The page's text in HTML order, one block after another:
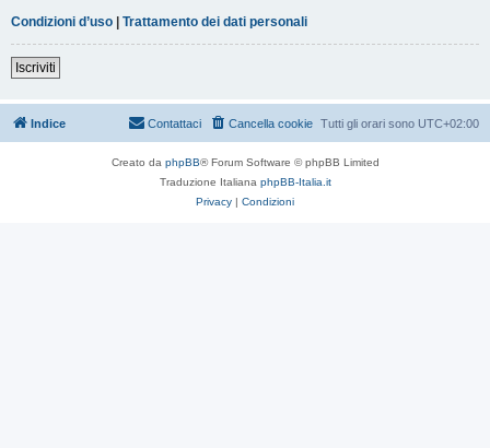
Condizioni d’uso | Trattamento dei dati personali
Iscriviti
Indice Tutti gli orari sono UTC+02:00
Cancella cookie
Contattaci
Creato da phpBB® Forum Software © phpBB Limited
Traduzione Italiana phpBB-Italia.it
Privacy | Condizioni